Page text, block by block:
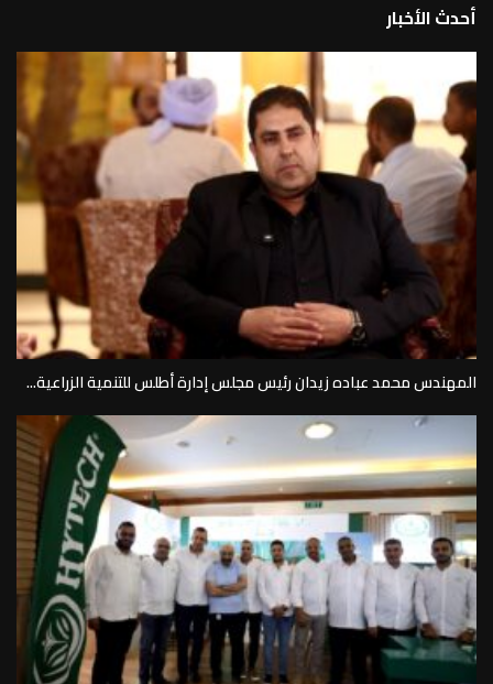
أحدث الأخبار
المهندس محمد عباده زيدان رئيس مجلس إدارة أطلس للتنمية الزراعية...